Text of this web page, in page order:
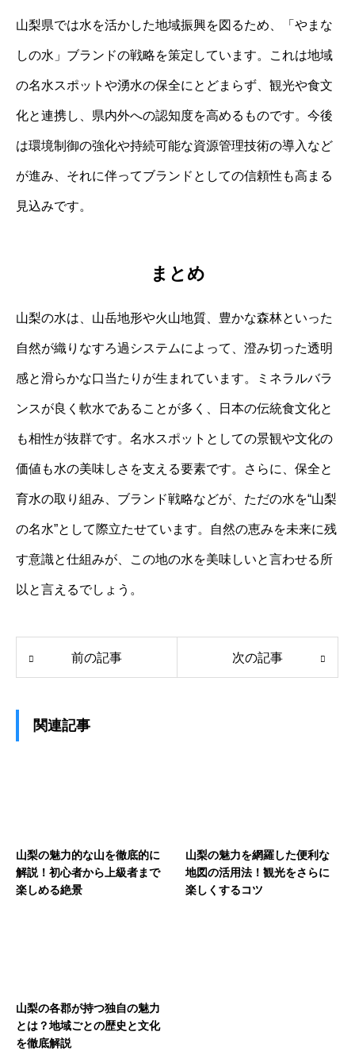
山梨県では水を活かした地域振興を図るため、「やまな
しの水」ブランドの戦略を策定しています。これは地域
の名水スポットや湧水の保全にとどまらず、観光や食文
化と連携し、県内外への認知度を高めるものです。今後
は環境制御の強化や持続可能な資源管理技術の導入など
が進み、それに伴ってブランドとしての信頼性も高まる
見込みです。
まとめ
山梨の水は、山岳地形や火山地質、豊かな森林といった
自然が織りなすろ過システムによって、澄み切った透明
感と滑らかな口当たりが生まれています。ミネラルバラ
ンスが良く軟水であることが多く、日本の伝統食文化と
も相性が抜群です。名水スポットとしての景観や文化の
価値も水の美味しさを支える要素です。さらに、保全と
育水の取り組み、ブランド戦略などが、ただの水を“山梨
の名水”として際立たせています。自然の恵みを未来に残
す意識と仕組みが、この地の水を美味しいと言わせる所
以と言えるでしょう。
前の記事 次の記事
関連記事
山梨の魅力的な山を徹底的に
解説！初心者から上級者まで
楽しめる絶景
山梨の魅力を網羅した便利な
地図の活用法！観光をさらに
楽しくするコツ
山梨の各郡が持つ独自の魅力
とは？地域ごとの歴史と文化
を徹底解説